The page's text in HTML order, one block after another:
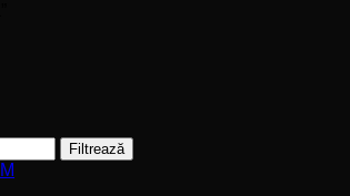
Filtrează